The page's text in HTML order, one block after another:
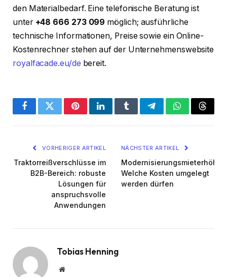
den Materialbedarf. Eine telefonische Beratung ist
unter +48 666 273 099 möglich; ausführliche
technische Informationen, Preise sowie ein Online-
Kostenrechner stehen auf der Unternehmenswebsite
royalfacade.eu/de bereit.
FacebookTwitterPinterestLinkedInTumblrTelegramWhatsApp
VORHERIGER ARTIKEL
Traktorreißverschlüsse im
B2B-Bereich: robuste
Lösungen für
anspruchsvolle
Anwendungen
NÄCHSTER ARTIKEL
Welche Kosten umgelegt
werden dürfen
Tobias Henning
Website